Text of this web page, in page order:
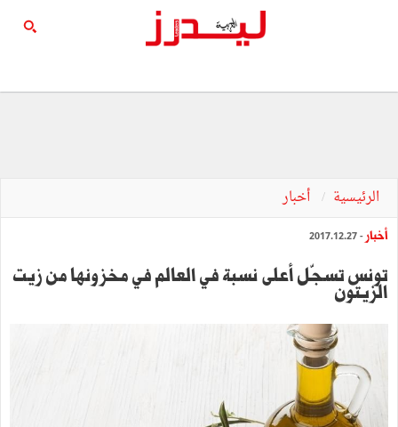
الرئيسية أخبار
أخبار - 2017.12.27
تونس تسجّل أعلى نسبة في العالم في مخزونها من زيت
الزيتون